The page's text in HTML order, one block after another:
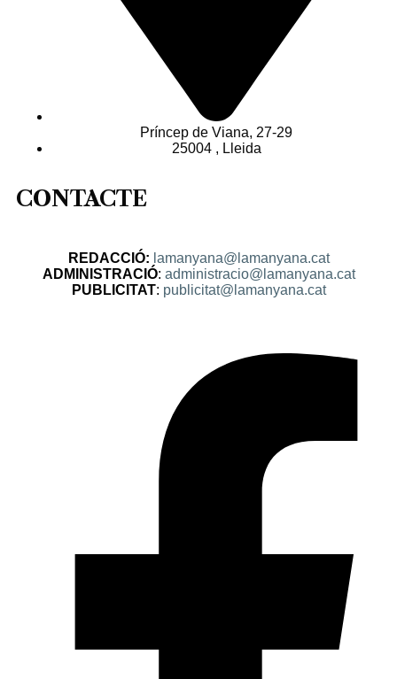
Príncep de Viana, 27-29
25004 , Lleida
CONTACTE
REDACCIÓ: lamanyana@lamanyana.cat
ADMINISTRACIÓ: administracio@lamanyana.cat
PUBLICITAT: publicitat@lamanyana.cat